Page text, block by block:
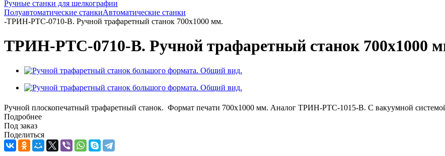
Ручные станки для шелкографии
Полуавтоматические станкиАвтоматические станки
-ТРИН-РTC-0710-В. Ручной трафаретный станок 700х1000 мм.
ТРИН-РTC-0710-В. Ручной трафаретный станок 700х1000
Ручной плоскопечатный трафаретный станок. Формат печати 700х1000 мм. Аналог ТРИН-РТС-1015-В. С вакуумной
Подробнее
Под заказ
Поделиться